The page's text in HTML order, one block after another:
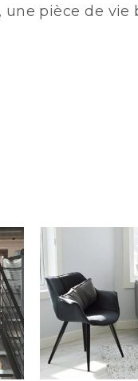
pièce de vie